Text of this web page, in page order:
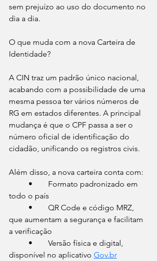
sem prejuízo ao uso do documento no
dia a dia.
O que muda com a nova Carteira de
Identidade?
A CIN traz um padrão único nacional,
acabando com a possibilidade de uma
mesma pessoa ter vários números de
RG em estados diferentes. A principal
mudança é que o CPF passa a ser o
número oficial de identificação do
cidadão, unificando os registros civis.
Além disso, a nova carteira conta com:
todo o país
que aumentam a segurança e facilitam
a verificação
disponível no aplicativo Gov.br